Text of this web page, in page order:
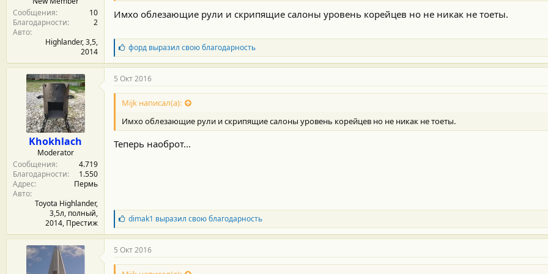
Сообщения
10
Благодарности
2
Авто
Highlander, 3,5,
2014
Имхо облезающие рули и скрипящие салоны уровень корейцев но не никак не тоеты.
Б
л
а
г
о
д
а
н
с
фордвыразил свою благодарность
Khokhlach
Moderator
Сообщения
4.719
Благодарности
1.550
Адрес
Пермь
Авто
Toyota Highlander,
3,5л, полный,
2014, Престиж
5 Окт 2016
Mijk написал(а):
Имхо облезающие рули и скрипящие салоны уровень корейцев но не никак не тоеты.
Теперь наоброт...
Б
л
а
г
о
д
dimak1 выразил свою благодарность
5 Окт 2016